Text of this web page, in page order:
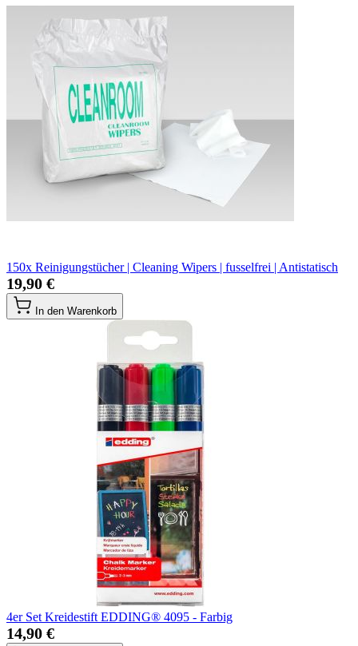
150x Reinigungstücher | Cleaning Wipers | fusselfrei | Antistatisch
19,90 €
In den Warenkorb
4er Set Kreidestift EDDING® 4095 - Farbig
14,90 €